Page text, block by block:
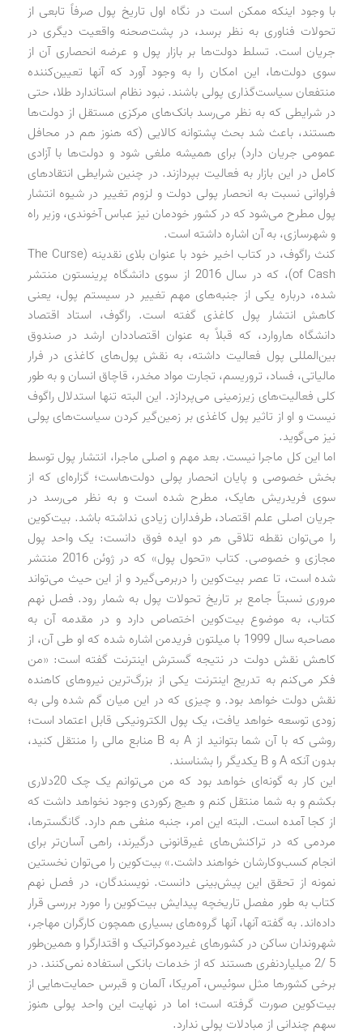
با وجود اینکه ممکن است در نگاه اول تاریخ پول صرفاً تابعی از
تحولات فناوری به نظر برسد، در پشت‌صحنه واقعیت دیگری در
جریان است. تسلط دولت‌ها بر بازار پول و عرضه انحصاری آن از
سوی دولت‌ها، این امکان را به وجود آورد که آنها تعیین‌کننده
منتفعان سیاست‌گذاری پولی باشند. نبود نظام استاندارد طلا، حتی
در شرایطی که به نظر می‌رسد بانک‌های مرکزی مستقل از دولت‌ها
هستند، باعث شد بحث پشتوانه کالایی (که هنوز هم در محافل
عمومی جریان دارد) برای همیشه ملغی شود و دولت‌ها با آزادی
کامل در این بازار به فعالیت بپردازند. در چنین شرایطی انتقادهای
فراوانی نسبت به انحصار پولی دولت و لزوم تغییر در شیوه انتشار
پول مطرح می‌شود که در کشور خودمان نیز عباس آخوندی، وزیر راه
و شهرسازی، به آن اشاره داشته است.
کنث راگوف، در کتاب اخیر خود با عنوان بلای نقدینه (The Curse
of Cash)، که در سال 2016 از سوی دانشگاه پرینستون منتشر
شده، درباره یکی از جنبه‌های مهم تغییر در سیستم پول، یعنی
کاهش انتشار پول کاغذی گفته است. راگوف، استاد اقتصاد
دانشگاه هاروارد، که قبلاً به عنوان اقتصاددان ارشد در صندوق
بین‌المللی پول فعالیت داشته، به نقش پول‌های کاغذی در فرار
مالیاتی، فساد، تروریسم، تجارت مواد مخدر، قاچاق انسان و به طور
کلی فعالیت‌های زیرزمینی می‌پردازد. این البته تنها استدلال راگوف
نیست و او از تاثیر پول کاغذی بر زمین‌گیر کردن سیاست‌های پولی
نیز می‌گوید.
اما این کل ماجرا نیست. بعد مهم و اصلی ماجرا، انتشار پول توسط
بخش خصوصی و پایان انحصار پولی دولت‌هاست؛ گزاره‌ای که از
سوی فریدریش هایک، مطرح شده است و به نظر می‌رسد در
جریان اصلی علم اقتصاد، طرفداران زیادی نداشته باشد. بیت‌کوین
را می‌توان نقطه تلاقی هر دو ایده فوق دانست: یک واحد پول
مجازی و خصوصی. کتاب «تحول پول» که در ژوئن 2016 منتشر
شده است، تا عصر بیت‌کوین را دربرمی‌گیرد و از این حیث می‌تواند
مروری نسبتاً جامع بر تاریخ تحولات پول به شمار رود. فصل نهم
کتاب، به موضوع بیت‌کوین اختصاص دارد و در مقدمه آن به
مصاحبه سال 1999 با میلتون فریدمن اشاره شده که او طی آن، از
کاهش نقش دولت در نتیجه گسترش اینترنت گفته است: «من
فکر می‌کنم به تدریج اینترنت یکی از بزرگ‌ترین نیروهای کاهنده
نقش دولت خواهد بود. و چیزی که در این میان گم شده ولی به
زودی توسعه خواهد یافت، یک پول الکترونیکی قابل اعتماد است؛
روشی که با آن شما بتوانید از A به B منابع مالی را منتقل کنید،
بدون آنکه A و B یکدیگر را بشناسند.
این کار به گونه‌ای خواهد بود که من می‌توانم یک چک 20دلاری
بکشم و به شما منتقل کنم و هیچ رکوردی وجود نخواهد داشت که
از کجا آمده است. البته این امر، جنبه منفی هم دارد. گانگسترها،
مردمی که در تراکنش‌های غیرقانونی درگیرند، راهی آسان‌تر برای
انجام کسب‌وکارشان خواهند داشت.» بیت‌کوین را می‌توان نخستین
نمونه از تحقق این پیش‌بینی دانست. نویسندگان، در فصل نهم
کتاب به طور مفصل تاریخچه پیدایش بیت‌کوین را مورد بررسی قرار
داده‌اند. به گفته آنها، آنها گروه‌های بسیاری همچون کارگران مهاجر،
شهروندان ساکن در کشورهای غیردموکراتیک و اقتدارگرا و همین‌طور
5 /2 میلیاردنفری هستند که از خدمات بانکی استفاده نمی‌کنند. در
برخی کشورها مثل سوئیس، آمریکا، آلمان و قبرس حمایت‌هایی از
بیت‌کوین صورت گرفته است؛ اما در نهایت این واحد پولی هنوز
سهم چندانی از مبادلات پولی ندارد.